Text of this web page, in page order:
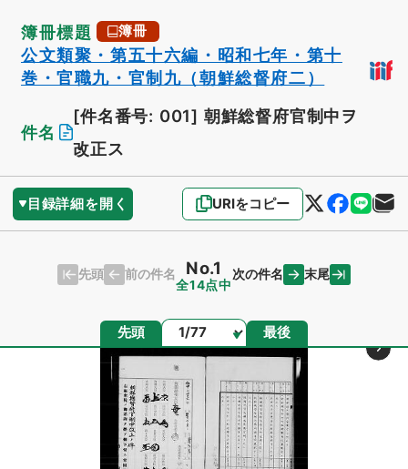
簿冊標題 簿冊
公文類聚・第五十六編・昭和七年・第十
巻・官職九・官制九（朝鮮総督府二）
件名
[件名番号: 001] 朝鮮総督府官制中ヲ
改正ス
目録詳細を開く URIをコピー
先頭 前の件名 No.1
全14点中
次の件名 末尾
先頭 ページ 最後